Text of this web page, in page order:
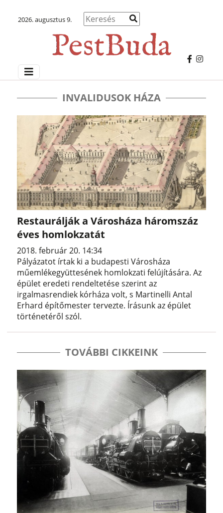
2026. augusztus 9.
INVALIDUSOK HÁZA
Restaurálják a Városháza háromszáz
éves homlokzatát
2018. február 20. 14:34
Pályázatot írtak ki a budapesti Városháza
műemlékegyüttesének homlokzati felújítására. Az
épület eredeti rendeltetése szerint az
irgalmasrendiek kórháza volt, s Martinelli Antal
Erhard építőmester tervezte. Írásunk az épület
történetéről szól.
TOVÁBBI CIKKEINK